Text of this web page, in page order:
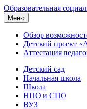
Образовательная
Меню
Обзор
Детский проект
Аттестация
Детский сад
Начальная школа
Школа
НПО и СПО
ВУЗ